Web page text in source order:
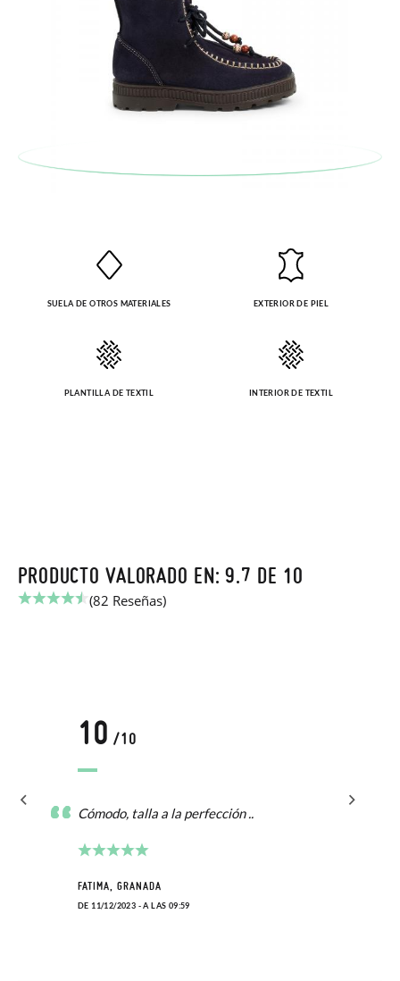
SUELA DE OTROS MATERIALES EXTERIOR DE PIEL
PLANTILLA DE TEXTIL INTERIOR DE TEXTIL
PRODUCTO VALORADO EN: 9.7 DE 10
(82 Reseñas)
10 /10
Cómodo, talla a la perfección ..
FATIMA, GRANADA
DE 11/12/2023 - A LAS 09:59